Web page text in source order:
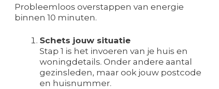
Probleemloos overstappen van energie
binnen 10 minuten.
Schets jouw situatie
Stap 1 is het invoeren van je huis en
woningdetails. Onder andere aantal
gezinsleden, maar ook jouw postcode
en huisnummer.